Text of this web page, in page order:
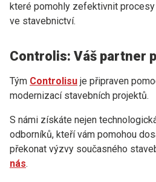
které pomohly zefektivnit
ve stavebnictví.
Controlis: Váš partner
Tým Controlisu je připraven
modernizací stavebních projektů.
S námi získáte nejen
odborníků, kteří vám pomohou
překonat výzvy současného
nás.